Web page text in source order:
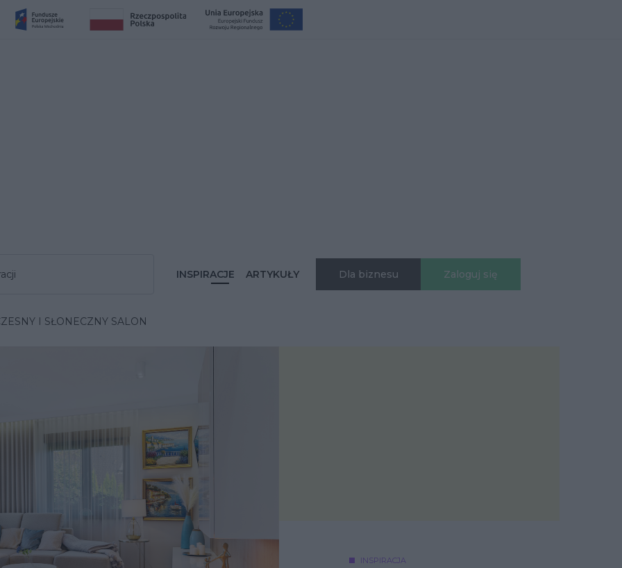
INSPIRACJE ARTYKUŁY Dla biznesu Zaloguj się
I SŁONECZNY SALON
INSPIRACJA